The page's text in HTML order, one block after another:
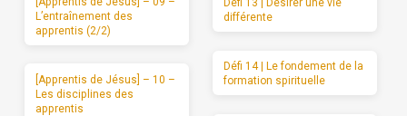
L’entraînement des
apprentis (2/2)
[Apprentis de Jésus] – 10 –
Les disciplines des
apprentis
Défi 13 | Désirer une vie
différente
Défi 14 | Le fondement de la
formation spirituelle